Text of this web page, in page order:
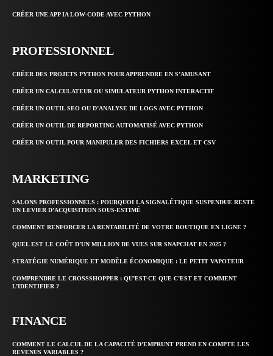
CRÉER UNE APP IA LOW-CODE AVEC PYTHON
PROFESSIONNEL
CRÉER DES PROJETS PYTHON POUR APPRENDRE EN S’AMUSANT
CRÉER UN CALCULATEUR OU SIMULATEUR PYTHON INTERACTIF
CRÉER UN OUTIL SEO OU D’ANALYSE DE LOGS AVEC PYTHON
CRÉER UN OUTIL DE REPORTING AUTOMATISÉ AVEC PYTHON
CRÉER UN OUTIL POUR MANIPULER DES FICHIERS EXCEL ET CSV
MARKETING
SALONS PROFESSIONNELS : POURQUOI LA SIGNALÉTIQUE SUSPENDUE RESTE
UN LEVIER D’ACQUISITION SOUS-ESTIMÉ
COMMENT RENFORCER LA RENTABILITÉ DE VOTRE BOUTIQUE EN LIGNE ?
QUEL EST LE COÛT D’UN MILLION DE VUES SUR SNAPCHAT EN 2025 ?
STRATÉGIE NUMÉRIQUE ET MODÈLE ÉCONOMIQUE : LE PETIT VAPOTEUR
COMPRENDRE LE CROSSSHOPPER : QU’EST-CE QUE C’EST ET COMMENT
L’IDENTIFIER ?
FINANCE
COMMENT LE CALCUL DE LA CAPACITÉ D’EMPRUNT PREND EN COMPTE LES
REVENUS VARIABLES ?